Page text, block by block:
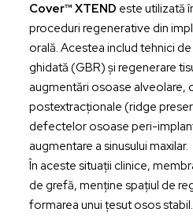
Cover™ XTEND este utilizată
proceduri regenerative din
orală. Acestea includ tehnici
ghidată (GBR) și regenerare
augmentări osoase alveolare,
postextracționale (ridge
defectelor osoase peri-
augmentare a sinusului maxilar.
În aceste situații clinice,
de grefă, menține spațiul de
formarea unui țesut osos